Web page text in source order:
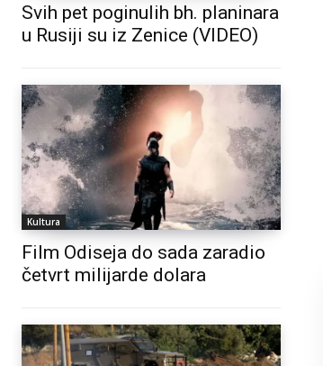
Svih pet poginulih bh. planinara
u Rusiji su iz Zenice (VIDEO)
Kultura
Film Odiseja do sada zaradio
četvrt milijarde dolara